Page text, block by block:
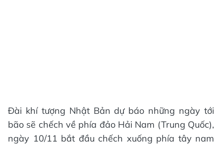
Đài khí tượng Nhật Bản dự báo những ngày tới
bão sẽ chếch về phía đảo Hải Nam (Trung Quốc),
ngày 10/11 bắt đầu chếch xuống phía tây nam